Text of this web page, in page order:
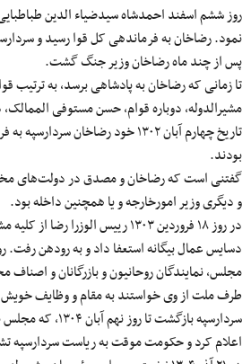
روز ششم اسفند احمدشاه سیدضیاء الدین
نمود. رضاخان به فرماندهی کل قوا رسید و
پس از چند ماه رضاخان وزیر جنگ گشت.
تا زمانی که رضاخان به پادشاهی برسد، به ترتیب
مشیرالدوله، دوباره قوام، حسن مستوفی الممالک،
تاریخ چهارم آبان ۱۳۰۲ خود رضاخان
بودند.
گفتنی است که رضاخان و مصدق در دولت‌های
و دیگری وزیر امورخارجه و یا همچنین داخله بود.
در روز ۱۸ فروردین ۱۳۰۳ رییس
دسایس عمال بیگانه استعفا داد و به رودهن رفت.
مجلس، نمایندگان روحانیون و بازرگانان و اصناف
طرف ملت از وی خواستند به مقام و وظایف خویش
سردارسپه بازگشت تا
اعلام کرد و حکومت موقت به ریاست سردارسپه